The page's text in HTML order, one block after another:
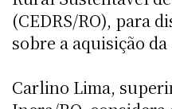
(CEDRS/RO), para
sobre a aquisição da
Carlino Lima,